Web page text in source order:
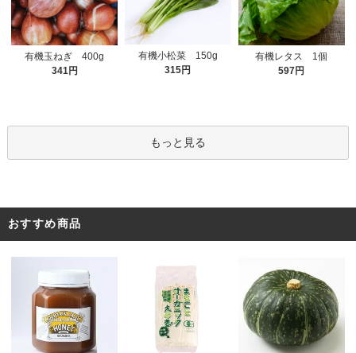
有機玉ねぎ 400g
341円
有機小松菜 150g
315円
有機レタス 1個
597円
もっと見る
おすすめ商品